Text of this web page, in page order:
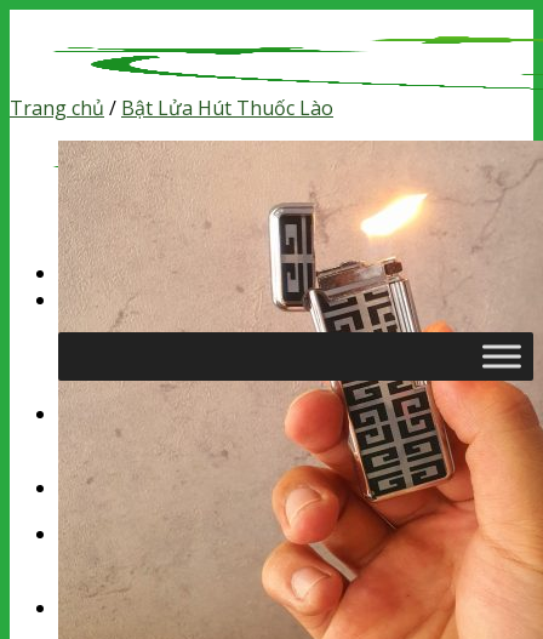
Tìm
kiếm:
Chưa có sản phẩm trong giỏ hàng.
Giỏ hàng
Trang chủ / Bật Lửa Hút Thuốc Lào